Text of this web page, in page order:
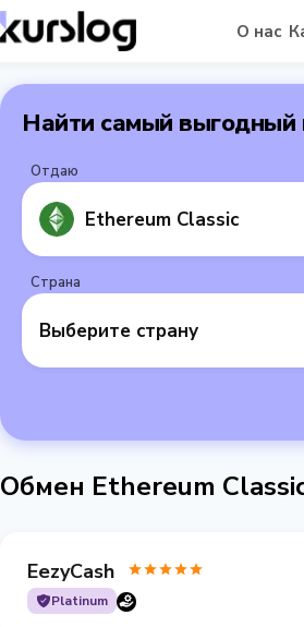
О нас
Найти самый выгодный
Отдаю
Ethereum Classic
Страна
Выберите страну
Обмен Ethereum
EezyCash
Platinum